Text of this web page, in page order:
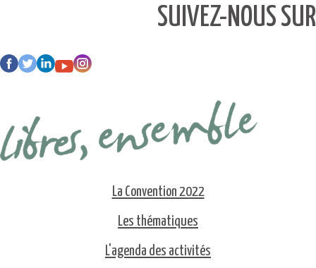
SUIVEZ-NOUS SUR
La Convention 2022
Les thématiques
L'agenda des activités